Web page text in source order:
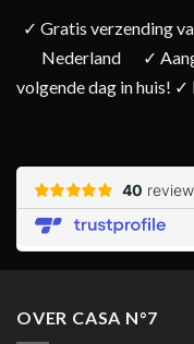
✓ Gratis verzending
Nederland
✓
volgende dag in huis!
OVER CASA N°7